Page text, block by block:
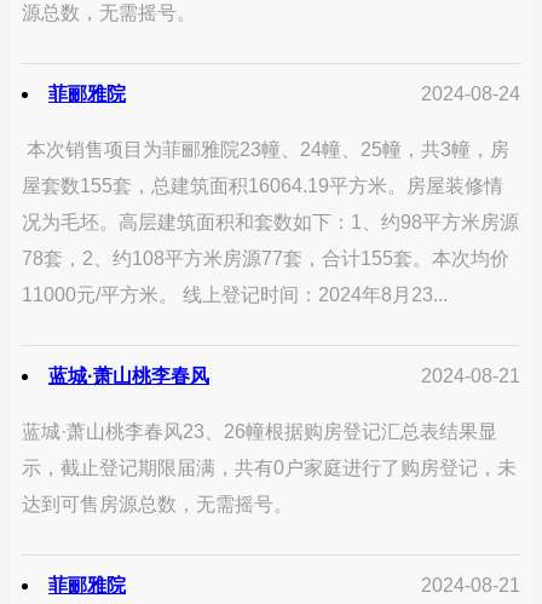
源总数，无需摇号。
菲郦雅院 2024-08-24
本次销售项目为菲郦雅院23幢、24幢、25幢，共3幢，房
屋套数155套，总建筑面积16064.19平方米。房屋装修情
况为毛坯。高层建筑面积和套数如下：1、约98平方米房源
78套，2、约108平方米房源77套，合计155套。本次均价
11000元/平方米。 线上登记时间：2024年8月23...
蓝城·萧山桃李春风 2024-08-21
蓝城·萧山桃李春风23、26幢根据购房登记汇总表结果显
示，截止登记期限届满，共有0户家庭进行了购房登记，未
达到可售房源总数，无需摇号。
菲郦雅院 2024-08-21